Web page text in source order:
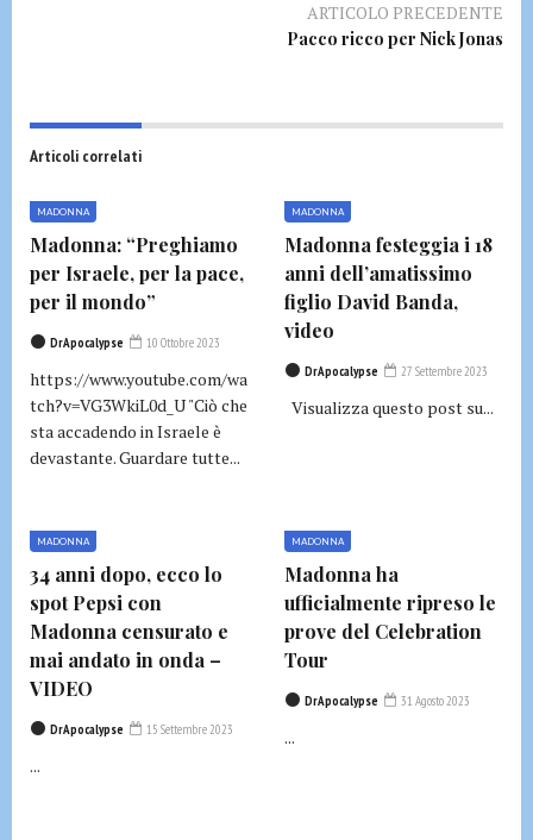
ARTICOLO PRECEDENTE
Pacco ricco per Nick Jonas
Articoli correlati
MADONNA
Madonna: “Preghiamo
per Israele, per la pace,
per il mondo”
DrApocalypse 10 Ottobre 2023
https://www.youtube.com/wa
tch?v=VG3WkiL0d_U "Ciò che
sta accadendo in Israele è
devastante. Guardare tutte...
MADONNA
Madonna festeggia i 18
anni dell’amatissimo
figlio David Banda,
video
DrApocalypse 27 Settembre 2023
Visualizza questo post su...
MADONNA
34 anni dopo, ecco lo
spot Pepsi con
Madonna censurato e
mai andato in onda –
VIDEO
DrApocalypse 15 Settembre 2023
...
MADONNA
Madonna ha
ufficialmente ripreso le
prove del Celebration
Tour
DrApocalypse 31 Agosto 2023
...